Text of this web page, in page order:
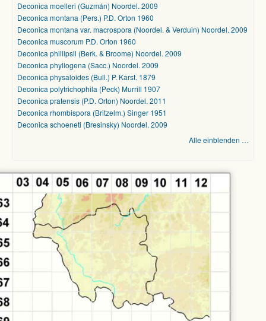
Deconica moelleri (Guzmán) Noordel. 2009
Deconica montana (Pers.) P.D. Orton 1960
Deconica montana var. macrospora (Noordel. & Verduin) Noordel. 2009
Deconica muscorum P.D. Orton 1960
Deconica phillipsii (Berk. & Broome) Noordel. 2009
Deconica phyllogena (Sacc.) Noordel. 2009
Deconica physaloides (Bull.) P. Karst. 1879
Deconica polytrichophila (Peck) Murrill 1907
Deconica pratensis (P.D. Orton) Noordel. 2011
Deconica rhombispora (Britzelm.) Singer 1951
Deconica schoeneti (Bresinsky) Noordel. 2009
Alle einblenden …